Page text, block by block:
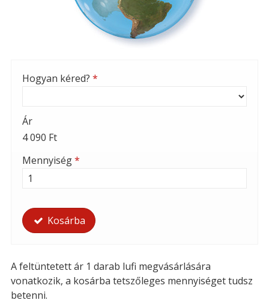
Hogyan kéred? *
Ár
4 090 Ft
Mennyiség*
Kosárba
A feltüntetett ár 1 darab lufi megvásárlására
vonatkozik, a kosárba tetszőleges mennyiséget tudsz
betenni.